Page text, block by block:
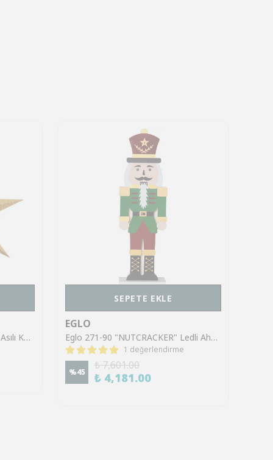
Eglo 410337 "DOT" E14 Duylu Asılı Kağıt Yıldız Gold 54Cm
SEPETE EKLE
EGLO
Eglo 271-90 "NUTCRACKER" Ledli Ahşap Renkli Fındık Kıran 52Cm Yüksekliğinde
1 değerlendirme
%45
₺ 7,601.00
₺ 4,181.00